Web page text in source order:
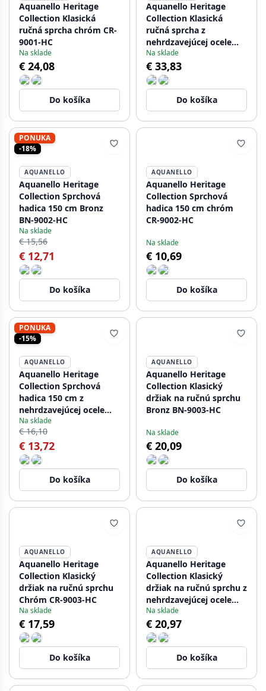
Aquanello Heritage
Collection Klasická
ručná sprcha chróm CR-
9001-HC
Na sklade
€ 24,08
Do košíka
Aquanello Heritage
Collection Klasická
ručná sprcha z
nehrdzavejúcej ocele
NB-9001-HC
Na sklade
€ 33,83
Do košíka
PONUKA
-18%
AQUANELLO
Aquanello Heritage
Collection Sprchová
hadica 150 cm Bronz
BN-9002-HC
Na sklade
€ 15,56
€ 12,71
Do košíka
AQUANELLO
Aquanello Heritage
Collection Sprchová
hadica 150 cm chróm
CR-9002-HC
Na sklade
€ 10,69
Do košíka
PONUKA
-15%
AQUANELLO
Aquanello Heritage
Collection Sprchová
hadica 150 cm z
nehrdzavejúcej ocele
NB-9002-HC
Na sklade
€ 16,10
€ 13,72
Do košíka
AQUANELLO
Aquanello Heritage
Collection Klasický
držiak na ručnú sprchu
Bronz BN-9003-HC
Na sklade
€ 20,09
Do košíka
AQUANELLO
Aquanello Heritage
Collection Klasický
držiak na ručnú sprchu
Chróm CR-9003-HC
Na sklade
€ 17,59
Do košíka
AQUANELLO
Aquanello Heritage
Collection Klasický
držiak na ručnú sprchu z
nehrdzavejúcej ocele
NB-9003-HC
Na sklade
€ 20,97
Do košíka